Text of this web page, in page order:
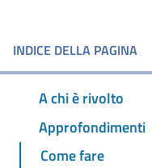
INDICE DELLA PAGINA
A chi è rivolto
Approfondimenti
Come fare